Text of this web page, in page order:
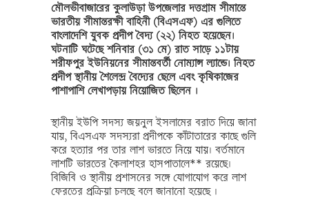
মৌলভীবাজারের কুলাউড়া উপজেলার দত্তগ্রাম সীমান্তে
ভারতীয় সীমান্তরক্ষী বাহিনী (বিএসএফ) এর গুলিতে
বাংলাদেশি যুবক প্রদীপ বৈদ্য (২২) নিহত হয়েছেন।
ঘটনাটি ঘটেছে শনিবার (৩১ মে) রাত সাড়ে ১১টায়
শরীফপুর ইউনিয়নের সীমান্তবর্তী নোম্যান্স ল্যান্ডে। নিহত
প্রদীপ স্থানীয় শৈলেন্দ্র বৈদ্যের ছেলে এবং কৃষিকাজের
পাশাপাশি লেখাপড়ায় নিয়োজিত ছিলেন ।
স্থানীয় ইউপি সদস্য জয়নুল ইসলামের বরাত দিয়ে জানা
যায়, বিএসএফ সদস্যরা প্রদীপকে কাঁটাতারের কাছে গুলি
করে হত্যার পর তার লাশ ভারতে নিয়ে যায়। বর্তমানে
লাশটি ভারতের কৈলাশহর হাসপাতালে** রয়েছে।
বিজিবি ও স্থানীয় প্রশাসনের সঙ্গে যোগাযোগ করে লাশ
ফেরতের প্রক্রিয়া চলছে বলে জানানো হয়েছে ।